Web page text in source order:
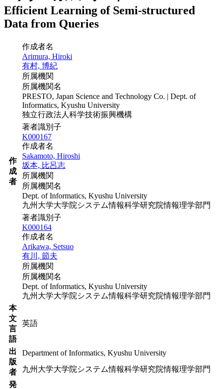
Efficient Learning of Semi-structured
Data from Queries
作
成
者
作成者名
Arimura, Hiroki
有村, 博紀
所属機関
所属機関名
PRESTO, Japan Science and Technology Co. | Dept. of
Informatics, Kyushu University
独立行政法人科学技術振興機構
著者識別子
K000167
作成者名
Sakamoto, Hiroshi
坂本, 比呂志
所属機関
所属機関名
Dept. of Informatics, Kyushu University
九州大学大学院システム情報科学研究院情報理学部門
著者識別子
K000164
作成者名
Arikawa, Setsuo
有川, 節夫
所属機関
所属機関名
Dept. of Informatics, Kyushu University
九州大学大学院システム情報科学研究院情報理学部門
本
文
言
語
英語
出
版
者
Department of Informatics, Kyushu University
九州大学大学院システム情報科学研究院情報理学部門
発